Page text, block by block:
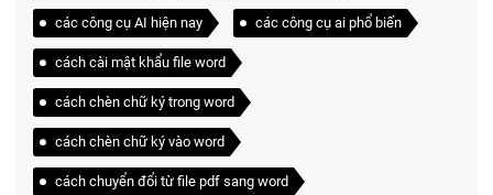
các công cụ AI hiện nay các công cụ ai phổ biến
cách cài mật khẩu file word
cách chèn chữ ký trong word
cách chèn chữ ký vào word
cách chuyển đổi từ file pdf sang word